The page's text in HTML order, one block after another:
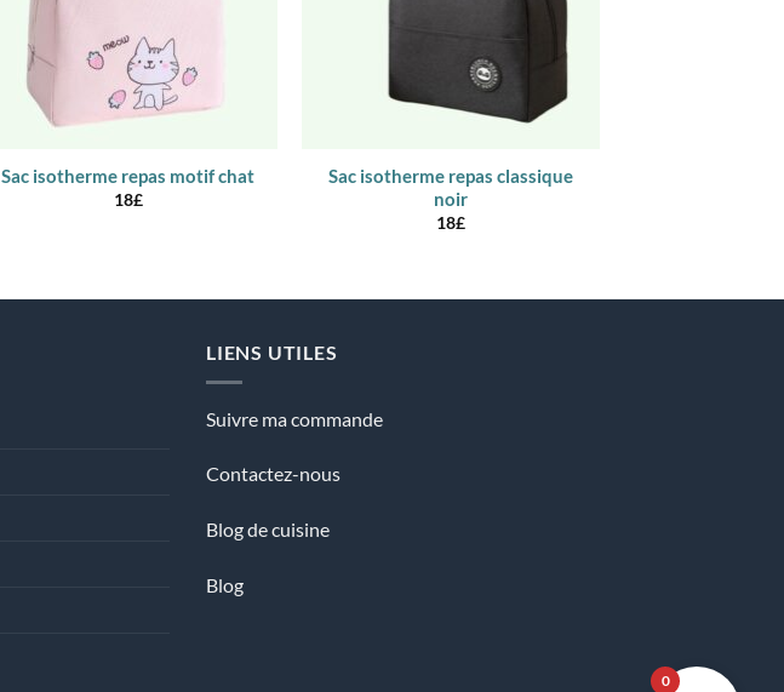
Sac isotherme repas motif chat
18£
Sac isotherme repas classique
noir
18£
LIENS UTILES
Suivre ma commande
Contactez-nous
Blog de cuisine
Blog
0